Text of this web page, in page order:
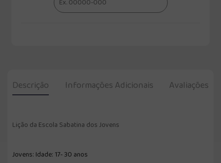
Descrição Informações Adicionais Avaliações
Lição da Escola Sabatina dos Jovens
Jovens: Idade: 17- 30 anos